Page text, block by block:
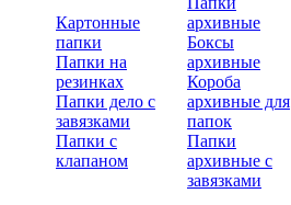
Картонные
папки
Папки на
резинках
Папки дело с
завязками
Папки с
клапаном
архивные
Боксы
архивные
Короба
архивные для
папок
Папки
архивные с
завязками